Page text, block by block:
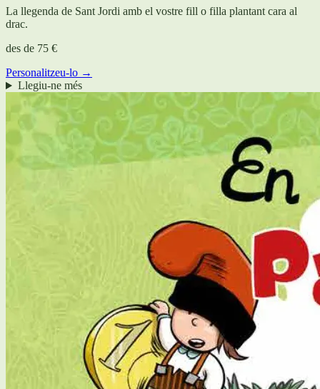
La llegenda de Sant Jordi amb el vostre fill o filla plantant cara al
drac.
des de 75 €
Personalitzeu-lo →
Llegiu-ne més